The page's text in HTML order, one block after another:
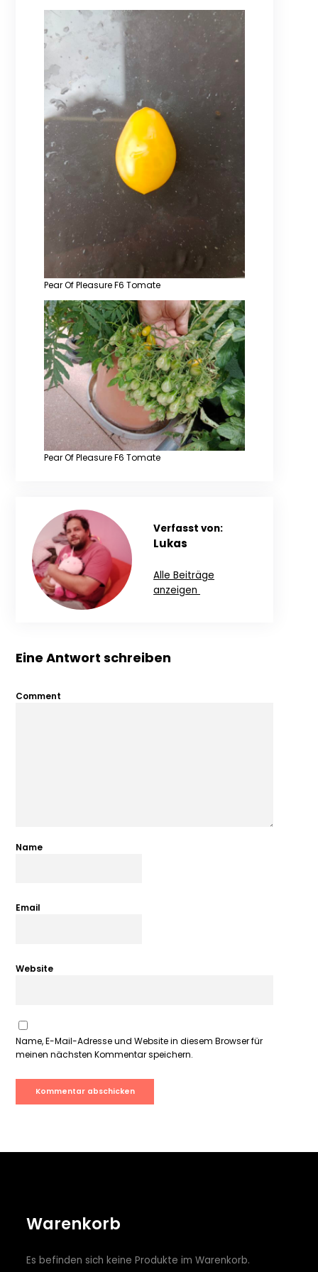
Pear Of Pleasure F6 Tomate
Pear Of Pleasure F6 Tomate
Verfasst von:
Lukas
Alle Beiträge
anzeigen
Eine Antwort schreiben
Comment
Name
Email
Website
Name, E-Mail-Adresse und Website in diesem Browser für
meinen nächsten Kommentar speichern.
Warenkorb
Es befinden sich keine Produkte im Warenkorb.